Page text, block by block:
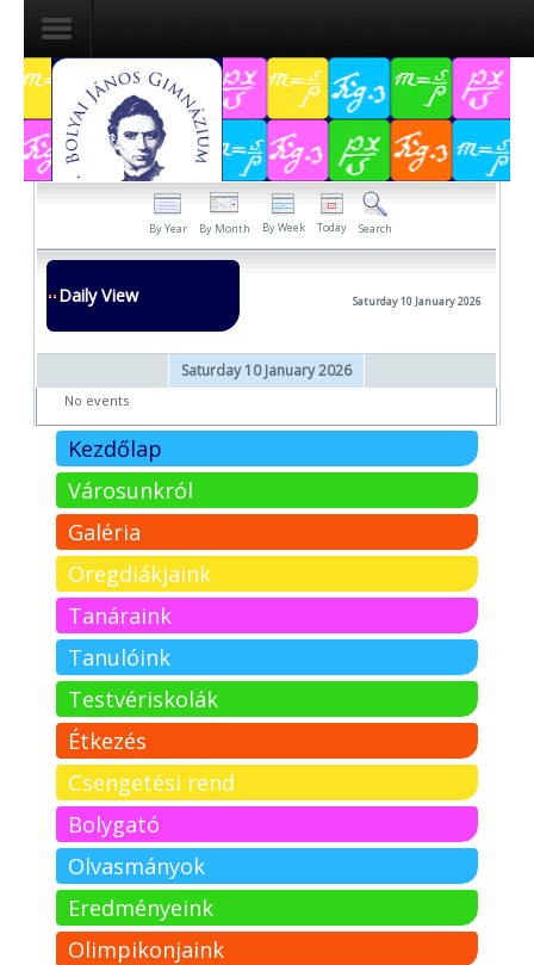
Dokumentumok
Felvételizőknek
Tanárjelölteknek
By Year By Month By Week Today Search
Daily View Saturday 10 January 2026
Saturday 10 January 2026
No events
Kezdőlap
Városunkról
Galéria
Öregdiákjaink
Tanáraink
Tanulóink
Testvériskolák
Étkezés
Csengetési rend
Bolygató
Olvasmányok
Eredményeink
Olimpikonjaink